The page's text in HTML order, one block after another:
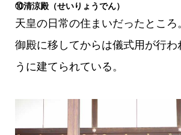
⑩清涼殿（せいりょうでん）
天皇の日常の住まいだったところ
御殿に移してからは儀式用が行わ
うに建てられている。